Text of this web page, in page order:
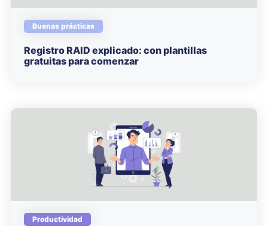
Buenas prácticas
Registro RAID explicado: con plantillas
gratuitas para comenzar
Productividad